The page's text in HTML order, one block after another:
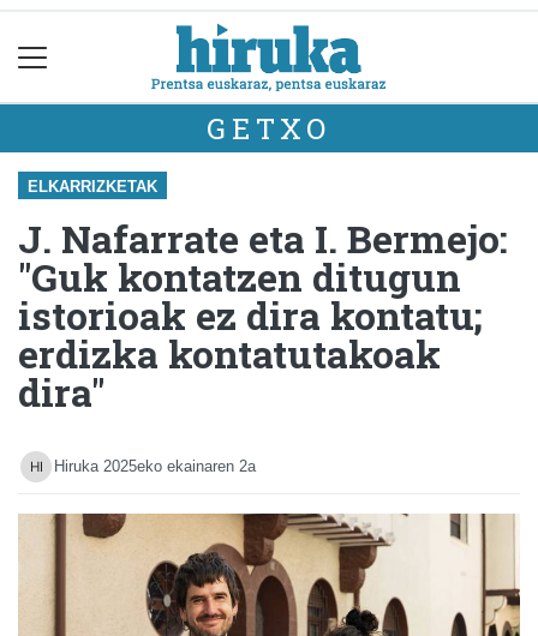
GETXO
ELKARRIZKETAK
J. Nafarrate eta I. Bermejo:
"Guk kontatzen ditugun
istorioak ez dira kontatu;
erdizka kontatutakoak
dira"
Hiruka 2025eko ekainaren 2a